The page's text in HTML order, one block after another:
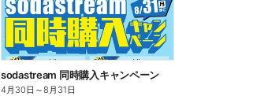
sodastream 同時購入キャンペーン
4月30日 ～8月31日